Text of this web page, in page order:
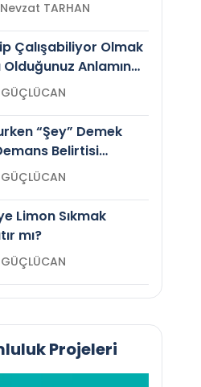
Prof.Dr. Nevzat TARHAN
Çalışabiliyor Olmak
Olduğunuz Anlamına
Zeynep GÜÇLÜCAN
“Şey” Demek
Belirtisi
mi?
Zeynep GÜÇLÜCAN
Limon Sıkmak
mı?
Zeynep GÜÇLÜCAN
Projeleri